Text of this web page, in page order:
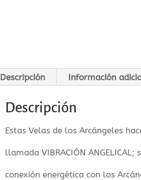
Descripción Información
Descripción
Estas Velas de los Arcángeles
llamada VIBRACIÓN
conexión energética con los